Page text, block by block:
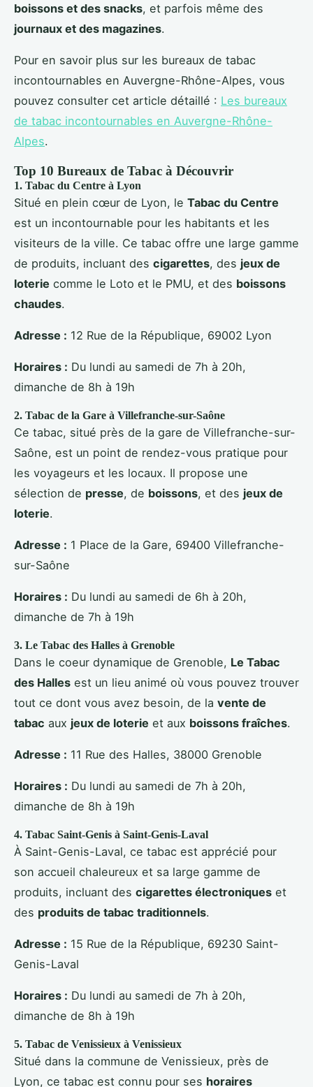
boissons et des snacks, et parfois même des
journaux et des magazines.
Pour en savoir plus sur les bureaux de tabac
incontournables en Auvergne-Rhône-Alpes, vous
pouvez consulter cet article détaillé : Les bureaux
de tabac incontournables en Auvergne-Rhône-
Alpes.
Top 10 Bureaux de Tabac à Découvrir
1. Tabac du Centre à Lyon
Situé en plein cœur de Lyon, le Tabac du Centre
est un incontournable pour les habitants et les
visiteurs de la ville. Ce tabac offre une large gamme
de produits, incluant des cigarettes, des jeux de
loterie comme le Loto et le PMU, et des boissons
chaudes.
Adresse : 12 Rue de la République, 69002 Lyon
Horaires : Du lundi au samedi de 7h à 20h,
dimanche de 8h à 19h
2. Tabac de la Gare à Villefranche-sur-Saône
Ce tabac, situé près de la gare de Villefranche-sur-
Saône, est un point de rendez-vous pratique pour
les voyageurs et les locaux. Il propose une
sélection de presse, de boissons, et des jeux de
loterie.
Adresse : 1 Place de la Gare, 69400 Villefranche-
sur-Saône
Horaires : Du lundi au samedi de 6h à 20h,
dimanche de 7h à 19h
3. Le Tabac des Halles à Grenoble
Dans le coeur dynamique de Grenoble, Le Tabac
des Halles est un lieu animé où vous pouvez trouver
tout ce dont vous avez besoin, de la vente de
tabac aux jeux de loterie et aux boissons fraîches.
Adresse : 11 Rue des Halles, 38000 Grenoble
Horaires : Du lundi au samedi de 7h à 20h,
dimanche de 8h à 19h
4. Tabac Saint-Genis à Saint-Genis-Laval
À Saint-Genis-Laval, ce tabac est apprécié pour
son accueil chaleureux et sa large gamme de
produits, incluant des cigarettes électroniques et
des produits de tabac traditionnels.
Adresse : 15 Rue de la République, 69230 Saint-
Genis-Laval
Horaires : Du lundi au samedi de 7h à 20h,
dimanche de 8h à 19h
5. Tabac de Venissieux à Venissieux
Situé dans la commune de Venissieux, près de
Lyon, ce tabac est connu pour ses horaires